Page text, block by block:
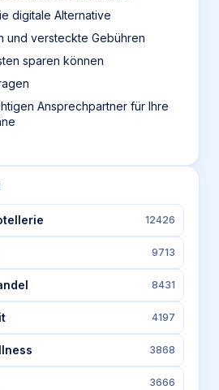
digitale Alternative
und versteckte Gebühren
sparen können
Ansprechpartner für Ihre
12426
9713
8431
4197
3868
3666